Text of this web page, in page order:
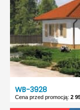
Kąt nach. dachu:
Odbicie lustrzane:
WB-3928
Cena przed promocją: 2